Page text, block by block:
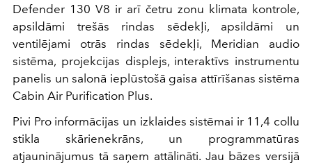
Defender 130 V8 ir arī četru zonu klimata kontrole,
apsildāmi trešās rindas sēdekļi, apsildāmi un
ventilējami otrās rindas sēdekļi, Meridian audio
sistēma, projekcijas displejs, interaktīvs instrumentu
panelis un salonā ieplūstošā gaisa attīrīšanas sistēma
Cabin Air Purification Plus.
Pivi Pro informācijas un izklaides sistēmai ir 11,4 collu
stikla skārienekrāns, un programmatūras
atjauninājumus tā saņem attālināti. Jau bāzes versijā